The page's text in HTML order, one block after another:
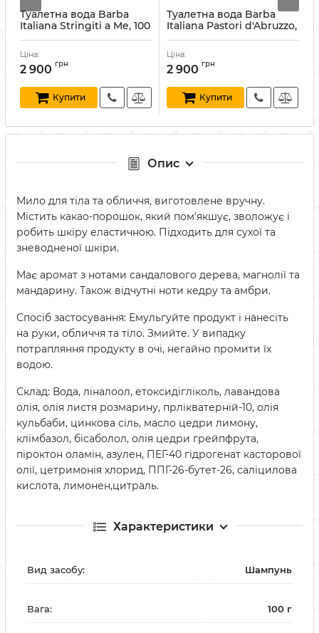
Туалетна вода Barba
Italiana Stringiti a Me, 100
мл
Артикул:
Ціна:
2 900 грн
Купити
Туалетна вода Barba
Italiana Pastori d'Abruzzo,
100 мл
Артикул:
Ціна:
2 900 грн
Купити
Опис
Мило для тіла та обличчя, виготовлене вручну.
Містить какао-порошок, який пом'якшує, зволожує і
робить шкіру еластичною. Підходить для сухої та
зневодненої шкіри.
Має аромат з нотами сандалового дерева, магнолії та
мандарину. Також відчутні ноти кедру та амбри.
Спосіб застосування: Емульгуйте продукт і нанесіть
на руки, обличчя та тіло. Змийте. У випадку
потрапляння продукту в очі, негайно промити їх
водою.
Склад: Вода, ліналоол, етоксидігліколь, лавандова
олія, олія листя розмарину, прлікватерній-10, олія
кульбаби, цинкова сіль, масло цедри лимону,
клімбазол, бісаболол, олія цедри грейпфрута,
піроктон оламін, азулен, ПЕГ-40 гідрогенат касторової
олії, цетримонія хлорид, ППГ-26-бутет-26, саліцилова
кислота, лимонен,цитраль.
Характеристики
Вид засобу: Шампунь
Вага: 100 г